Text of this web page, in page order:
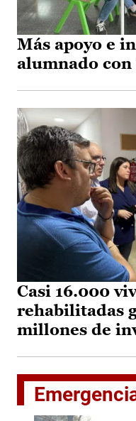
Más apoyo e
alumnado con
Casi 16.000
rehabilitadas
millones de